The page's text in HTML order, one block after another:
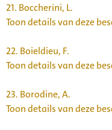
21. Boccherini, L.
Toon details van deze
22. Boieldieu, F.
Toon details van deze
23. Borodine, A.
Toon details van deze